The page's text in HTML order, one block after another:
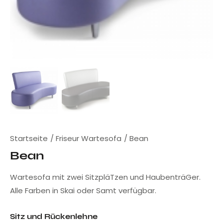
Startseite Friseur Wartesofa Bean
Bean
Wartesofa mit zwei SitzpläTzen und HaubenträGer.
Alle Farben in Skai oder Samt verfügbar.
Sitz und Rückenlehne